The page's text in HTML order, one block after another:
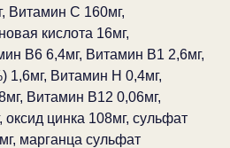
Витамин С 160мг,
кислота 16мг,
В6 6,4мг, Витамин В1 2,6мг,
1,6мг, Витамин Н 0,4мг,
Витамин В12 0,06мг,
цинка 108мг, сульфат
марганца сульфат